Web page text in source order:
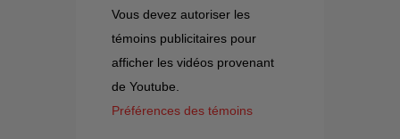
Vous devez autoriser les
témoins publicitaires pour
afficher les vidéos provenant
de Youtube.
Préférences des témoins